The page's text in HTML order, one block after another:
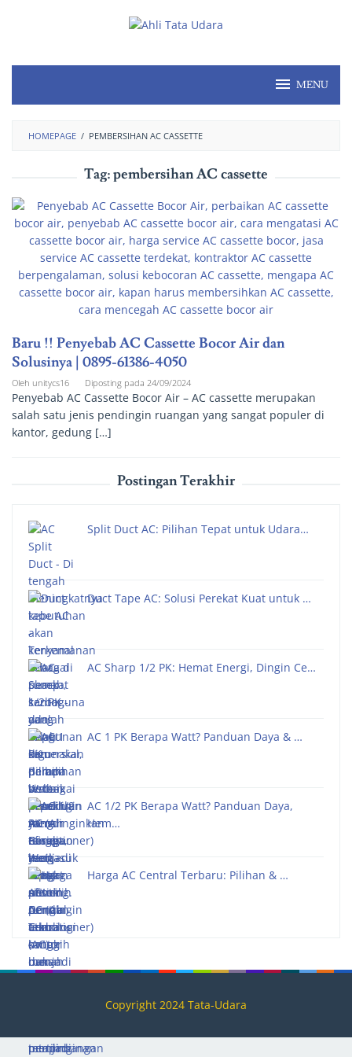
MENU
HOMEPAGE / PEMBERSIHAN AC CASSETTE
Tag:pembersihan AC cassette
Baru !! Penyebab AC Cassette Bocor Air dan
Solusinya | 0895-61386-4050
Oleh unitycs16 Diposting pada 24/09/2024
Penyebab AC Cassette Bocor Air – AC cassette merupakan
salah satu jenis pendingin ruangan yang sangat populer di
kantor, gedung […]
Postingan Terakhir
Split Duct AC: Pilihan Tepat untuk Udara…
Duct Tape AC: Solusi Perekat Kuat untuk …
AC Sharp 1/2 PK: Hemat Energi, Dingin Ce…
AC 1 PK Berapa Watt? Panduan Daya & …
AC 1/2 PK Berapa Watt? Panduan Daya,
Hem…
Harga AC Central Terbaru: Pilihan & …
Copyright 2024 Tata-Udara